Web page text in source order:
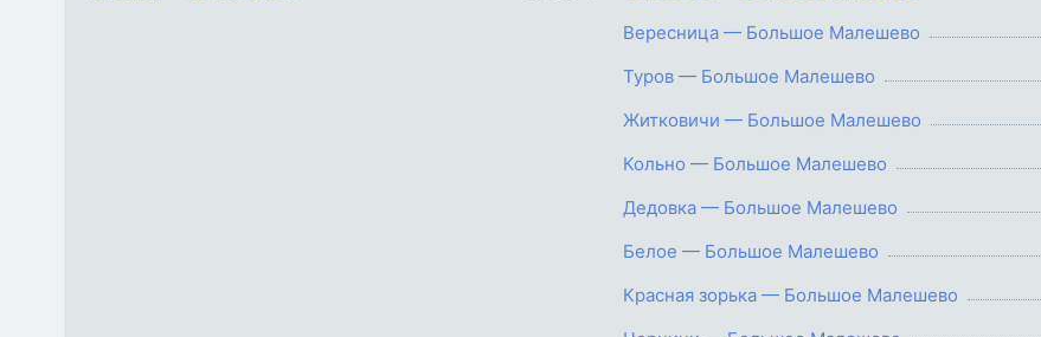
Вересница — Большое Малешево
Туров — Большое Малешево
Житковичи — Большое Малешево
Кольно — Большое Малешево
Дедовка — Большое Малешево
Белое — Большое Малешево
Красная зорька — Большое Малешево